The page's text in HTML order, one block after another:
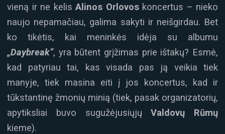
vieną ir ne kelis Alinos Orlovoskoncertus – nieko
naujo nepamačiau, galima sakyti ir neišgirdau. Bet
ko tikėtis, kai meninkės idėja su albumu
„Daybreak“, yra būtent grįžimas prie ištakų? Esmė,
kad patyriau tai, kas visada pas ją veikia tiek
manyje, tiek masina eiti į jos koncertus, kad ir
tūkstantinę žmonių minią (tiek, pasak organizatorių,
apytiksliai buvo sugužėjusiųjųValdovų Rūmų
kieme).